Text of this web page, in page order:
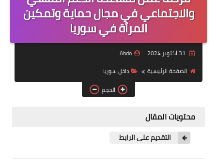
مناقصات
فرص عمل داخل سوريا
فرص عمل في تركيا
فرص عمل في اليمن
والاجتماعي في مجال حماية وتمكين
المرأة في سوريا
Abdo
الصفحة الرئيسية
داخل سوريا
الحجم
محتويات المقال
التقديم على الرابط